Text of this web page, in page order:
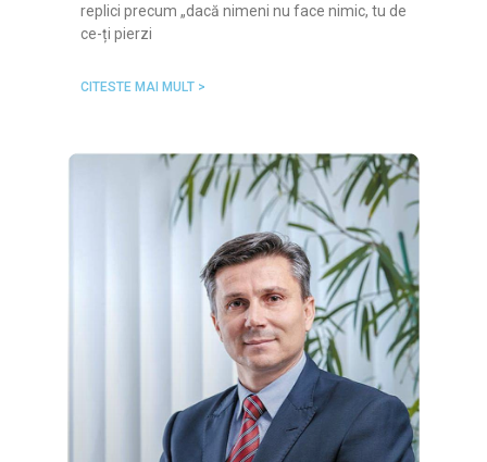
replici precum „dacă nimeni nu face nimic, tu de
ce-ți pierzi
CITESTE MAI MULT >